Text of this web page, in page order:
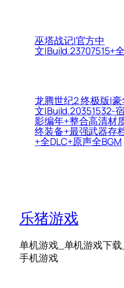
巫塔战记|官方中
文|Build.23707515+
龙腾世纪2 终极版|豪
文|Build.20351532-
影编年+整合高清材
终装备+最强武器存
+全DLC+原声全BGM
乐猪游戏
单机游戏_单机游戏下
手机游戏